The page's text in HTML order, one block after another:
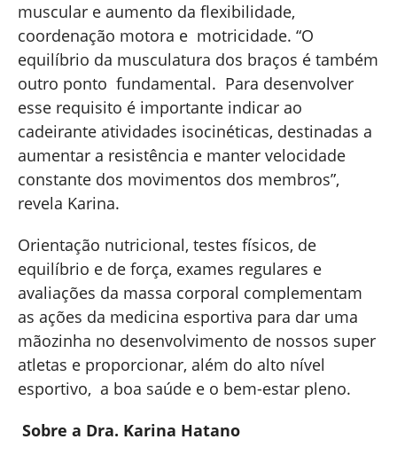
muscular e aumento da flexibilidade,
coordenação motora e motricidade. “O
equilíbrio da musculatura dos braços é também
outro ponto fundamental. Para desenvolver
esse requisito é importante indicar ao
cadeirante atividades isocinéticas, destinadas a
aumentar a resistência e manter velocidade
constante dos movimentos dos membros”,
revela Karina.
Orientação nutricional, testes físicos, de
equilíbrio e de força, exames regulares e
avaliações da massa corporal complementam
as ações da medicina esportiva para dar uma
mãozinha no desenvolvimento de nossos super
atletas e proporcionar, além do alto nível
esportivo, a boa saúde e o bem-estar pleno.
Sobre a Dra. Karina Hatano